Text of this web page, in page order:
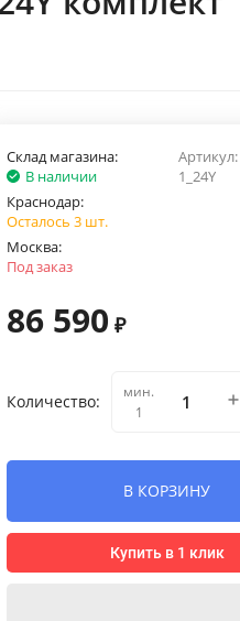
Артикул:
1_24Y
Склад магазина:
В наличии
Краснодар:
Осталось 3 шт.
Москва:
Под заказ
86 590 ₽
Количество:
мин.
1
В КОРЗИНУ
Купить в 1 клик